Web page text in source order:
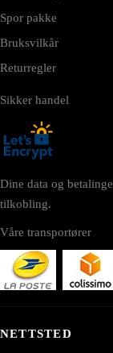
Spor pakke
Bruksvilkår
Returregler
Sikker handel
Dine data og
tilkobling.
Våre transportører
NETTSTED